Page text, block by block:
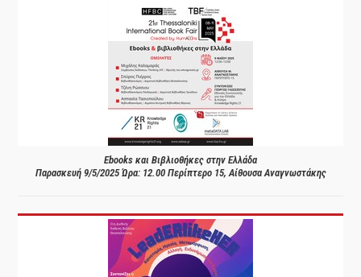
Ebooks και Βιβλιοθήκες στην Ελλάδα
Παρασκευή 9/5/2025 Ώρα: 12.00 Περίπτερο 15, Αίθουσα Αναγνωστάκης